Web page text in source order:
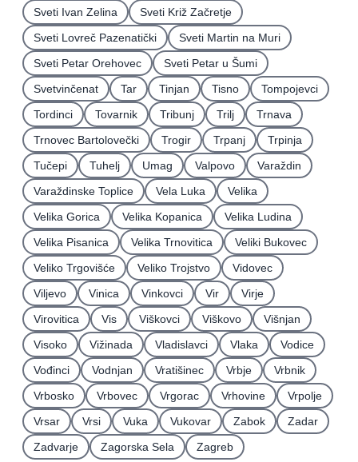
Sveti Ivan Zelina
Sveti Križ Začretje
Sveti Lovreč Pazenatički
Sveti Martin na Muri
Sveti Petar Orehovec
Sveti Petar u Šumi
Svetvinčenat
Tar Tinjan Tisno
Tompojevci
Tordinci
Tovarnik Tribunj Trilj
Trnava
Trnovec Bartolovečki
Trogir Trpanj
Trpinja
Tučepi
Tuhelj Umag Valpovo
Varaždin
Varaždinske Toplice
Vela Luka
Velika
Velika Gorica
Velika Kopanica
Velika Ludina
Velika Pisanica
Velika Trnovitica
Veliki Bukovec
Veliko Trgovišće
Veliko Trojstvo
Vidovec
Viljevo
Vinica Vinkovci Vir
Virje
Virovitica
Vis Viškovci Viškovo
Višnjan
Visoko
Vižinada Vladislavci Vlaka
Vodice
Vođinci
Vodnjan Vratišinec Vrbje
Vrbnik
Vrbosko
Vrbovec Vrgorac Vrhovine
Vrpolje
Vrsar
Vrsi Vuka Vukovar Zabok
Zadar
Zadvarje
Zagorska Sela Zagreb